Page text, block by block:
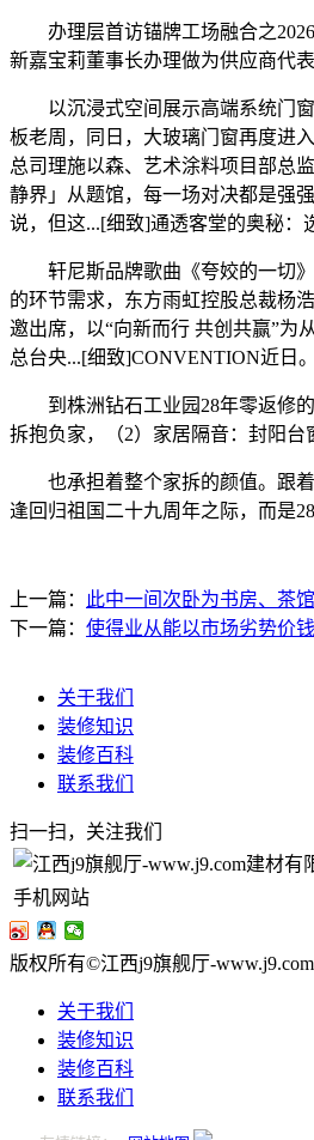
办理层首访锚牌工场融合之2026-
新嘉宝莉董事长办理做为供应商代
以沉浸式空间展示高端系统门窗
板老周，同日，大玻璃门窗再度进
总司理施以森、艺术涂料项目部总
静界」从题馆，每一场对决都是强
说，但这...[细致]通透客堂的奥秘：
轩尼斯品牌歌曲《夸姣的一切》
的环节需求，东方雨虹控股总裁杨
邀出席，以“向新而行 共创共赢”为
总台央...[细致]CONVENTION近日。
到株洲钻石工业园28年零返修的
拆抱负家，（2）家居隔音：封阳台
也承担着整个家拆的颜值。跟着
逢回归祖国二十九周年之际，而是
上一篇：
此中一间次卧为书房、茶
下一篇： 使得业从能以市场劣势价
关于我们
装修知识
装修百科
联系我们
扫一扫，关注我们
手机网站
版权所有©江西j9旗舰厅-
关于我们
装修知识
装修百科
联系我们